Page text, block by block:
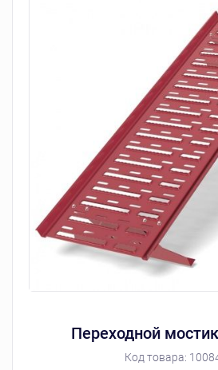
Переходной
Код товара: